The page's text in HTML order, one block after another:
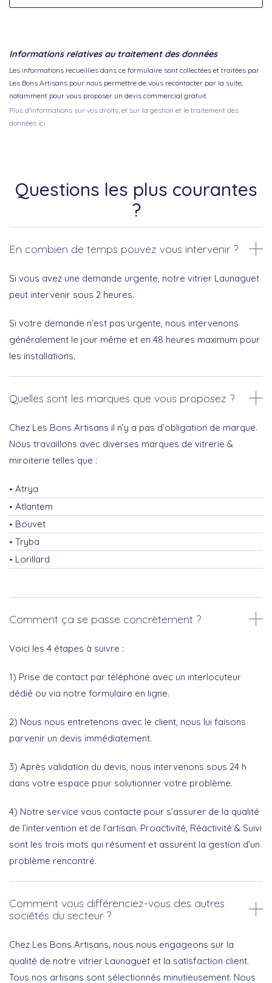
Informations relatives au traitement des données
Les informations recueillies dans ce formulaire sont collectées et traitées par
Les Bons Artisans pour nous permettre de vous recontacter par la suite,
notamment pour vous proposer un devis commercial gratuit.
Plus d'informations sur vos droits, et sur la gestion et le traitement des
données ici.
Questions les plus courantes
?
En combien de temps pouvez vous intervenir ?
Si vous avez une demande urgente, notre vitrier Launaguet
peut intervenir sous 2 heures.
Si votre demande n’est pas urgente, nous intervenons
généralement le jour même et en 48 heures maximum pour
les installations.
Quelles sont les marques que vous proposez ?
Chez Les Bons Artisans il n’y a pas d’obligation de marque.
Nous travaillons avec diverses marques de vitrerie &
miroiterie telles que :
Atrya
Atlantem
Bouvet
Tryba
Lorillard
Comment ça se passe concrètement ?
Voici les 4 étapes à suivre :
1) Prise de contact par téléphone avec un interlocuteur
dédié ou via notre formulaire en ligne.
2) Nous nous entretenons avec le client, nous lui faisons
parvenir un devis immédiatement.
3) Après validation du devis, nous intervenons sous 24 h
dans votre espace pour solutionner votre problème.
4) Notre service vous contacte pour s’assurer de la qualité
de l’intervention et de l’artisan. Proactivité, Réactivité & Suivi
sont les trois mots qui résument et assurent la gestion d’un
problème rencontré.
Comment vous différenciez-vous des autres
sociétés du secteur ?
Chez Les Bons Artisans, nous nous engageons sur la
qualité de notre vitrier Launaguet et la satisfaction client.
Tous nos artisans sont sélectionnés minutieusement. Nous